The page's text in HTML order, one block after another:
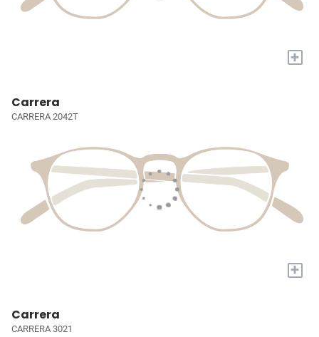
+
Carrera
CARRERA 2042T
+
Carrera
CARRERA 3021